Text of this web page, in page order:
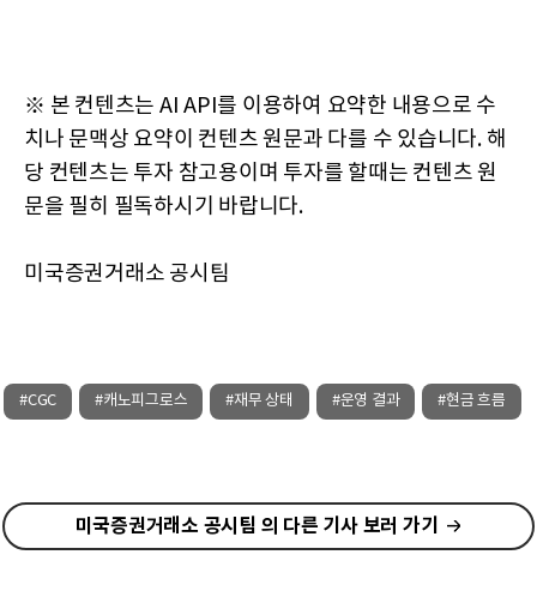
※ 본 컨텐츠는 AI API를 이용하여 요약한 내용으로 수
치나 문맥상 요약이 컨텐츠 원문과 다를 수 있습니다. 해
당 컨텐츠는 투자 참고용이며 투자를 할때는 컨텐츠 원
문을 필히 필독하시기 바랍니다.
미국증권거래소 공시팀
#CGC #캐노피그로스 #재무 상태 #운영 결과 #현금 흐름
미국증권거래소 공시팀 의 다른 기사 보러 가기